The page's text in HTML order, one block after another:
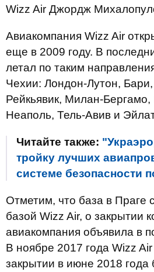
Wizz Air Джордж
Авиакомпания Wizz Air
еще в 2009 году. В
летал по таким
Чехии: Лондон-Лутон, Бари,
Рейкьявик, Милан-
Неаполь, Тель-Авив и
Читайте также:
тройку лучших
системе безопасности
Отметим, что база в Праге
базой Wizz Air, о закрытии
авиакомпания объявила в
В ноябре 2017 года Wizz
закрытии в июне 2018 года